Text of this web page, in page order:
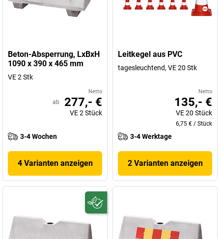
Beton-Absperrung, LxBxH
1090 x 390 x 465 mm
VE 2 Stk
Netto
ab 277,- €
VE2 Stück
3-4 Wochen
4 Varianten anzeigen
Leitkegel aus PVC
tagesleuchtend, VE 20 Stk
Netto
135,- €
VE20 Stück
6,75 € / Stück
3-4 Werktage
2 Varianten anzeigen